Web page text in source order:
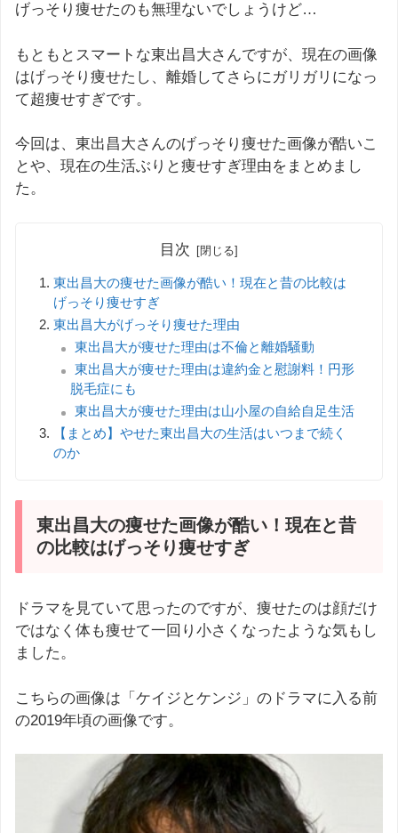
げっそり痩せたのも無理ないでしょうけど…
もともとスマートな東出昌大さんですが、現在の画像
はげっそり痩せたし、離婚してさらにガリガリになっ
て超痩せすぎです。
今回は、東出昌大さんのげっそり痩せた画像が酷いこ
とや、現在の生活ぶりと痩せすぎ理由をまとめまし
た。
目次
東出昌大の痩せた画像が酷い！現在と昔の比較は
げっそり痩せすぎ
東出昌大がげっそり痩せた理由
東出昌大が痩せた理由は不倫と離婚騒動
東出昌大が痩せた理由は違約金と慰謝料！円形
脱毛症にも
東出昌大が痩せた理由は山小屋の自給自足生活
【まとめ】やせた東出昌大の生活はいつまで続く
のか
東出昌大の痩せた画像が酷い！現在と昔
の比較はげっそり痩せすぎ
ドラマを見ていて思ったのですが、痩せたのは顔だけ
ではなく体も痩せて一回り小さくなったような気もし
ました。
こちらの画像は「ケイジとケンジ」のドラマに入る前
の2019年頃の画像です。